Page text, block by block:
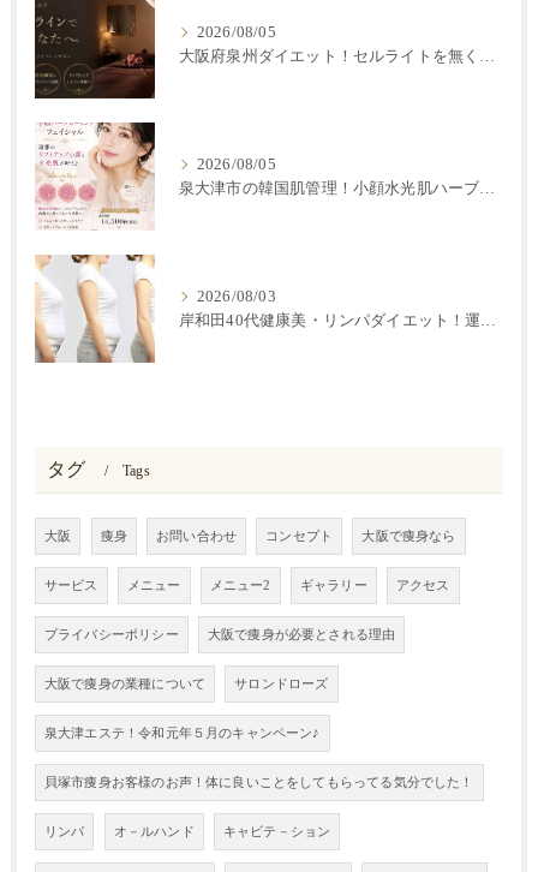
2026/08/05
大阪府泉州ダイエット！セルライトを無くす方法
2026/08/05
泉大津市の韓国肌管理！小顔水光肌ハーブピーリング
2026/08/03
岸和田40代健康美・リンパダイエット！運動なしで2か月で－５キロ♪
タグ Tags
大阪 痩身 お問い合わせ コンセプト 大阪で痩身なら
サービス メニュー メニュー2 ギャラリー アクセス
プライバシーポリシー 大阪で痩身が必要とされる理由
大阪で痩身の業種について サロンドローズ
泉大津エステ！令和元年５月のキャンペーン♪
貝塚市痩身お客様のお声！体に良いことをしてもらってる気分でした！
リンパ オ－ルハンド キャビテ－ション